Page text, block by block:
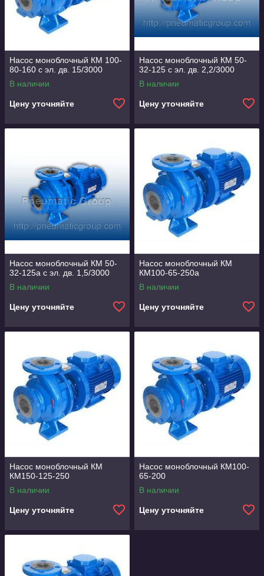
Насос моноблочный КМ 100-
80-160 с эл. дв. 15/3000
В наличии
Цену уточняйте
Насос моноблочный КМ 50-
32-125 с эл. дв. 2,2/3000
В наличии
Цену уточняйте
Насос моноблочный КМ 50-
32-125а с эл. дв. 1,5/3000
В наличии
Цену уточняйте
Насос моноблочный КМ
КМ100-65-250а
В наличии
Цену уточняйте
Насос моноблочный КМ
КМ150-125-250
В наличии
Цену уточняйте
Насос моноблочный КМ100-
65-200
В наличии
Цену уточняйте